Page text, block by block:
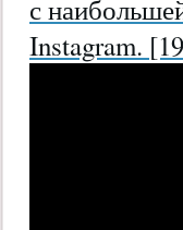
с
Instagram.